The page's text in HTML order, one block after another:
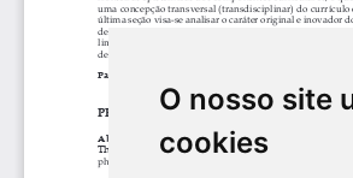
O nosso site
cookies